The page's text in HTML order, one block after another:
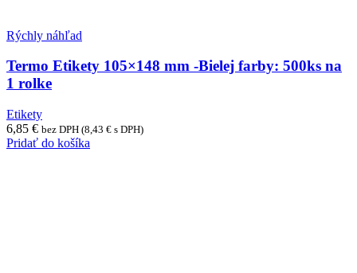
Rýchly náhľad
Termo Etikety 105×148 mm -Bielej farby: 500ks na
1 rolke
Etikety
6,85 € bez DPH (8,43 € s DPH)
Pridať do košíka